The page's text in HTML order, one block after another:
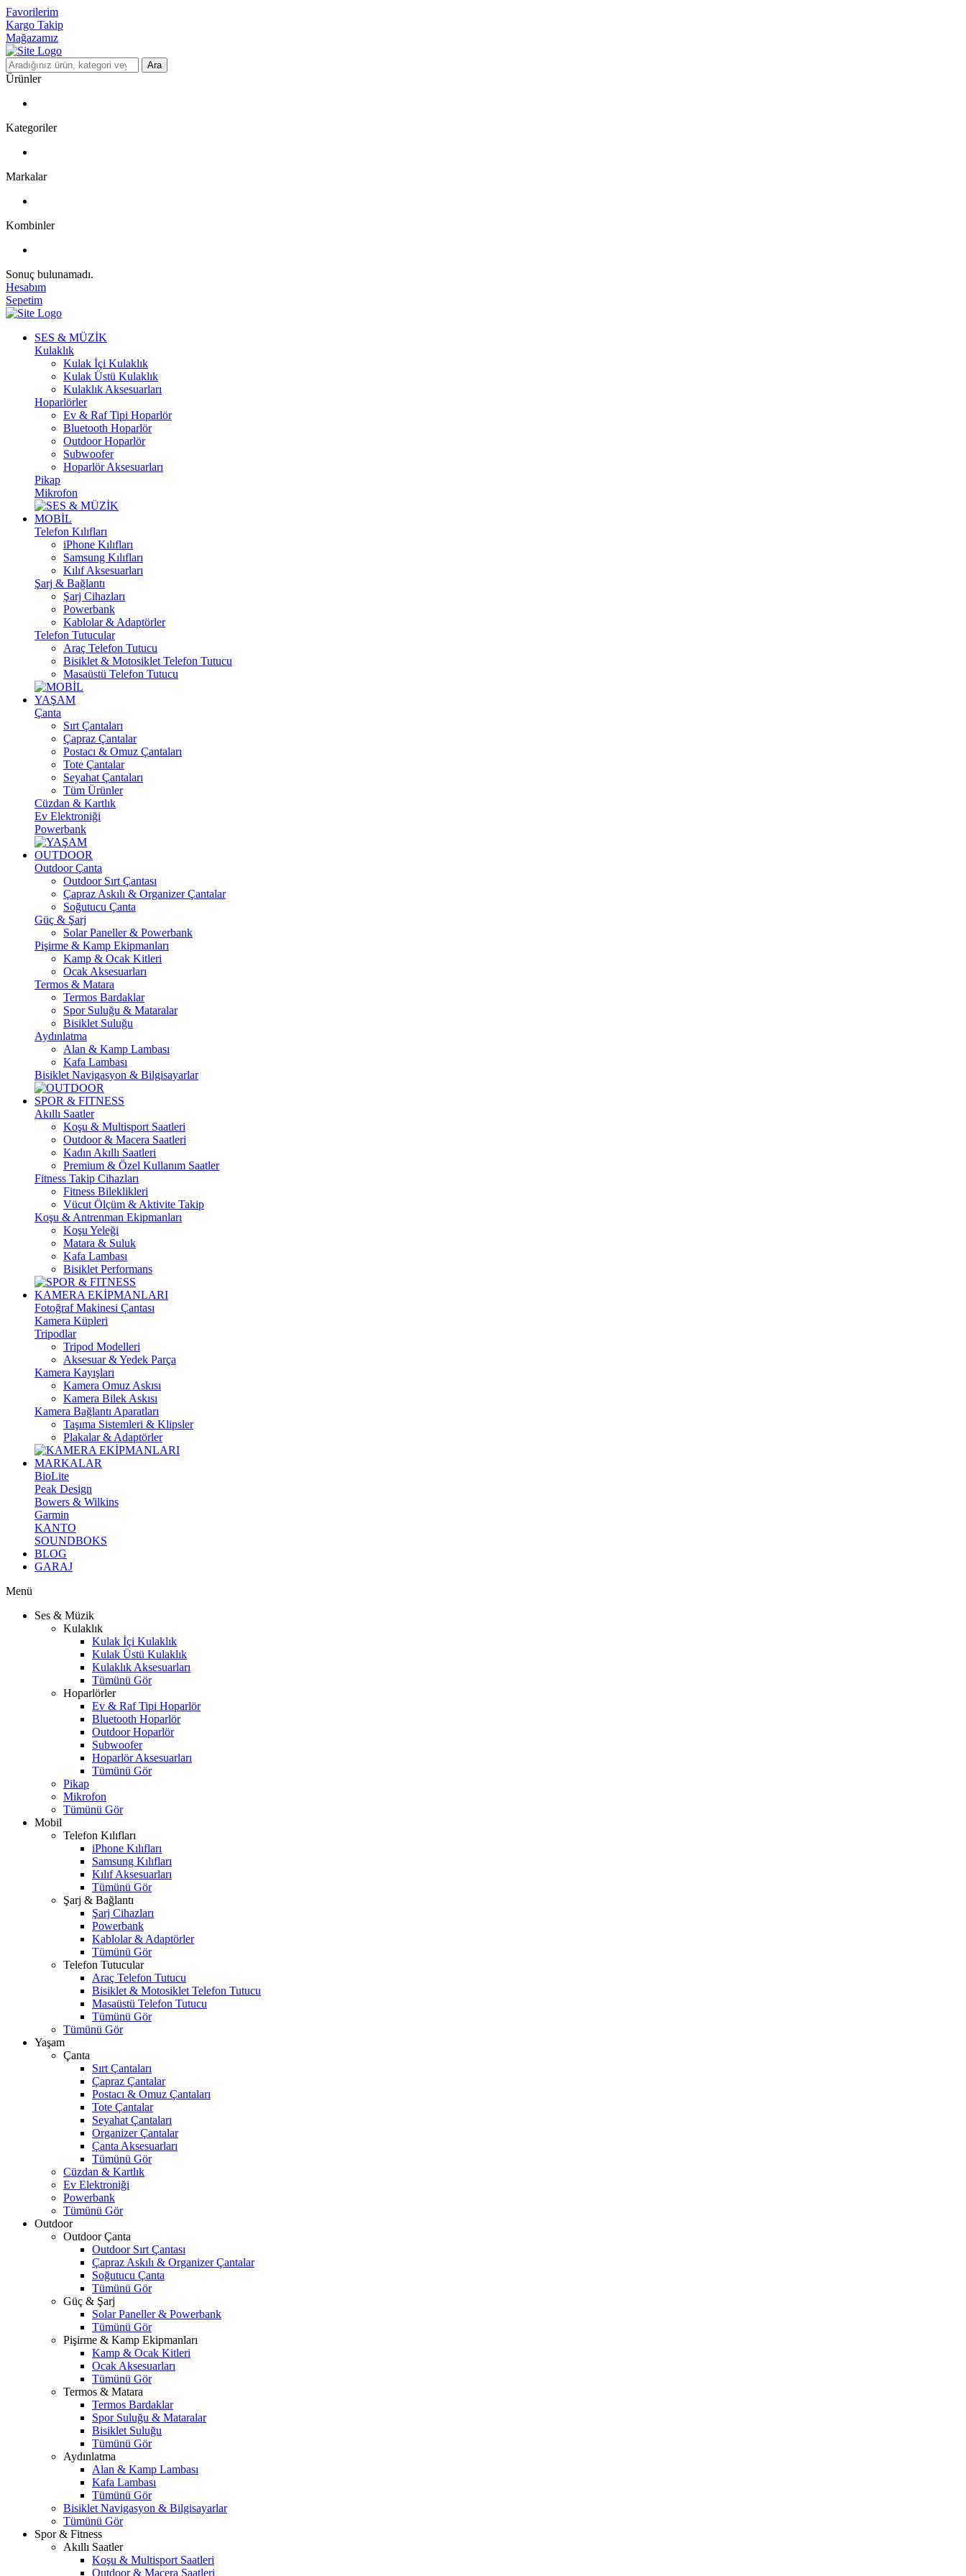
Favorilerim
Kargo Takip
Mağazamız
Ara
Ürünler
Kategoriler
Markalar
Kombinler
Sonuç bulunamadı.
Hesabım
Sepetim
SES & MÜZİK
Kulaklık
Kulak İçi Kulaklık
Kulak Üstü Kulaklık
Kulaklık Aksesuarları
Hoparlörler
Ev & Raf Tipi Hoparlör
Bluetooth Hoparlör
Outdoor Hoparlör
Subwoofer
Hoparlör Aksesuarları
Pikap
Mikrofon
MOBİL
Telefon Kılıfları
iPhone Kılıfları
Samsung Kılıfları
Kılıf Aksesuarları
Şarj & Bağlantı
Şarj Cihazları
Powerbank
Kablolar & Adaptörler
Telefon Tutucular
Araç Telefon Tutucu
Bisiklet & Motosiklet Telefon Tutucu
Masaüstü Telefon Tutucu
YAŞAM
Çanta
Sırt Çantaları
Çapraz Çantalar
Postacı & Omuz Çantaları
Tote Çantalar
Seyahat Çantaları
Tüm Ürünler
Cüzdan & Kartlık
Ev Elektroniği
Powerbank
OUTDOOR
Outdoor Çanta
Outdoor Sırt Çantası
Çapraz Askılı & Organizer Çantalar
Soğutucu Çanta
Güç & Şarj
Solar Paneller & Powerbank
Pişirme & Kamp Ekipmanları
Kamp & Ocak Kitleri
Ocak Aksesuarları
Termos & Matara
Termos Bardaklar
Spor Suluğu & Mataralar
Bisiklet Suluğu
Aydınlatma
Alan & Kamp Lambası
Kafa Lambası
Bisiklet Navigasyon & Bilgisayarlar
SPOR & FITNESS
Akıllı Saatler
Koşu & Multisport Saatleri
Outdoor & Macera Saatleri
Kadın Akıllı Saatleri
Premium & Özel Kullanım Saatler
Fitness Takip Cihazları
Fitness Bileklikleri
Vücut Ölçüm & Aktivite Takip
Koşu & Antrenman Ekipmanları
Koşu Yeleği
Matara & Suluk
Kafa Lambası
Bisiklet Performans
KAMERA EKİPMANLARI
Fotoğraf Makinesi Çantası
Kamera Küpleri
Tripodlar
Tripod Modelleri
Aksesuar & Yedek Parça
Kamera Kayışları
Kamera Omuz Askısı
Kamera Bilek Askısı
Kamera Bağlantı Aparatları
Taşıma Sistemleri & Klipsler
Plakalar & Adaptörler
MARKALAR
BioLite
Peak Design
Bowers & Wilkins
Garmin
KANTO
SOUNDBOKS
BLOG
GARAJ
Menü
Ses & Müzik
Kulaklık
Kulak İçi Kulaklık
Kulak Üstü Kulaklık
Kulaklık Aksesuarları
Tümünü Gör
Hoparlörler
Ev & Raf Tipi Hoparlör
Bluetooth Hoparlör
Outdoor Hoparlör
Subwoofer
Hoparlör Aksesuarları
Tümünü Gör
Pikap
Mikrofon
Tümünü Gör
Mobil
Telefon Kılıfları
iPhone Kılıfları
Samsung Kılıfları
Kılıf Aksesuarları
Tümünü Gör
Şarj & Bağlantı
Şarj Cihazları
Powerbank
Kablolar & Adaptörler
Tümünü Gör
Telefon Tutucular
Araç Telefon Tutucu
Bisiklet & Motosiklet Telefon Tutucu
Masaüstü Telefon Tutucu
Tümünü Gör
Tümünü Gör
Yaşam
Çanta
Sırt Çantaları
Çapraz Çantalar
Postacı & Omuz Çantaları
Tote Çantalar
Seyahat Çantaları
Organizer Çantalar
Çanta Aksesuarları
Tümünü Gör
Cüzdan & Kartlık
Ev Elektroniği
Powerbank
Tümünü Gör
Outdoor
Outdoor Çanta
Outdoor Sırt Çantası
Çapraz Askılı & Organizer Çantalar
Soğutucu Çanta
Tümünü Gör
Güç & Şarj
Solar Paneller & Powerbank
Tümünü Gör
Pişirme & Kamp Ekipmanları
Kamp & Ocak Kitleri
Ocak Aksesuarları
Tümünü Gör
Termos & Matara
Termos Bardaklar
Spor Suluğu & Mataralar
Bisiklet Suluğu
Tümünü Gör
Aydınlatma
Alan & Kamp Lambası
Kafa Lambası
Tümünü Gör
Bisiklet Navigasyon & Bilgisayarlar
Tümünü Gör
Spor & Fitness
Akıllı Saatler
Koşu & Multisport Saatleri
Outdoor & Macera Saatleri